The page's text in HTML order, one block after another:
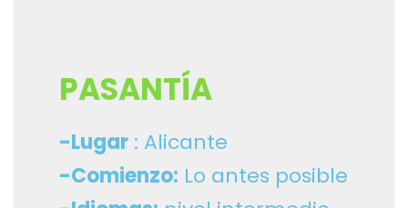
PASANTÍA
-Lugar : Alicante
-Comienzo: Lo antes posible